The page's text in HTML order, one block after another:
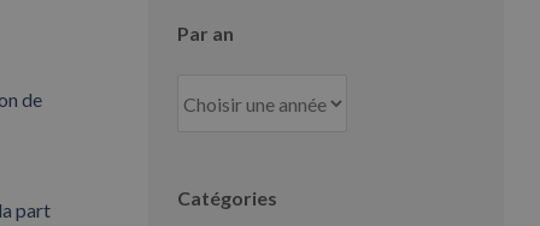
de
part
Par an
Catégories